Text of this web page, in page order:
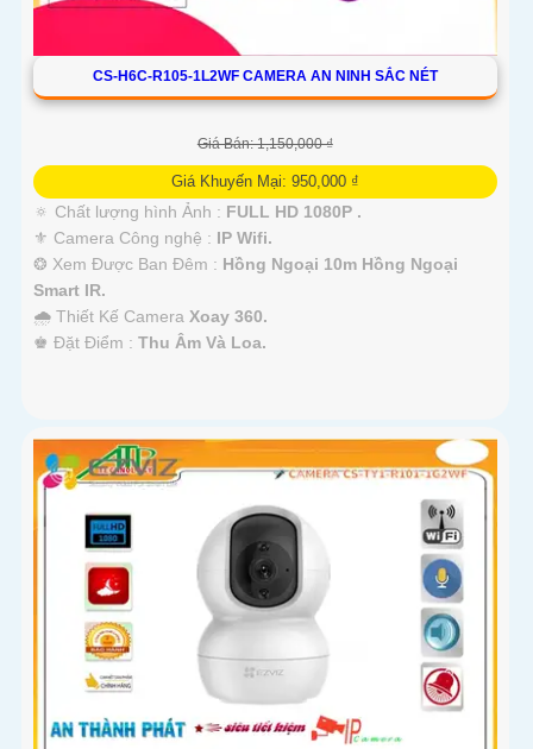
CS-H6C-R105-1L2WF CAMERA AN NINH SẮC NÉT
Giá Bán: 1,150,000 ₫
Giá Khuyến Mại: 950,000 ₫
🔅 Chất lượng hình Ảnh : FULL HD 1080P .
⚜️ Camera Công nghệ : IP Wifi.
❂ Xem Được Ban Đêm : Hồng Ngoại 10m Hồng Ngoại
Smart IR.
🌧️ Thiết Kế Camera Xoay 360.
️♚ Đặt Điểm : Thu Âm Và Loa.